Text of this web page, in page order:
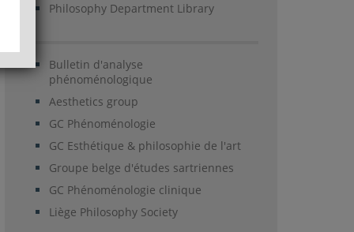
Philosophy Department Library
Bulletin d'analyse
phénoménologique
Aesthetics group
GC Phénoménologie
GC Esthétique & philosophie de l'art
Groupe belge d'études sartriennes
GC Phénoménologie clinique
Liège Philosophy Society